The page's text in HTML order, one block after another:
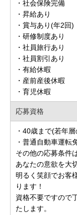
・社会保険完備
・昇給あり
・賞与あり(年2回)
・研修制度あり
・社員旅行あり
・社員割引あり
・有給休暇
・産前産後休暇
・育児休暇
応募資格
・40歳まで(若年
・普通自動車運転
その他の応募条件
あなたの意欲を大
明るく笑顔でお客
ります！
資格不要ですので
たします。